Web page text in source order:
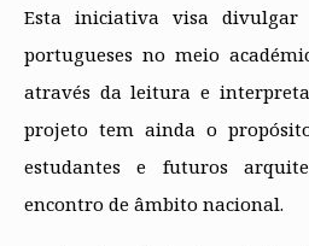
CPA
Esta iniciativa visa
portugueses no meio
através da leitura e
projeto tem ainda o
estudantes e futuros
encontro de âmbito nacional.